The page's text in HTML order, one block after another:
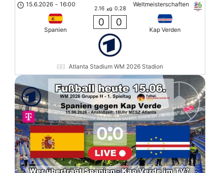
Weltmeisterschaften
15.6.2026 - 16:00
Spanien
2.16 xG 0.28
0 0
Kap Verden
Atlanta Stadium WM 2026 Stadion